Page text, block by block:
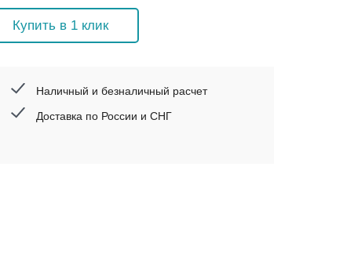
Купить в 1 клик
Наличный и безналичный расчет
Доставка по России и СНГ